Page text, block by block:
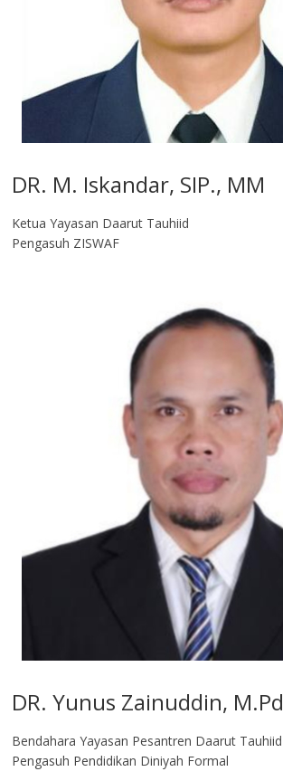
DR. M. Iskandar, SIP., MM
Ketua Yayasan Daarut Tauhiid
Pengasuh ZISWAF
DR. Yunus Zainuddin, M.Pd
Bendahara Yayasan Pesantren Daarut Tauhiid
Pengasuh Pendidikan Diniyah Formal